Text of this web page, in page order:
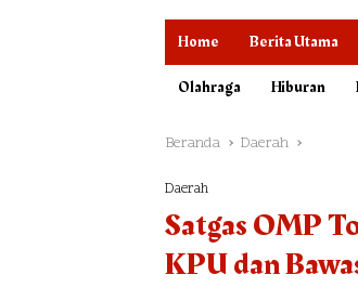
Home Berita Utama
Olahraga
Hiburan
Beranda Daerah
Daerah
Satgas OMP
KPU dan